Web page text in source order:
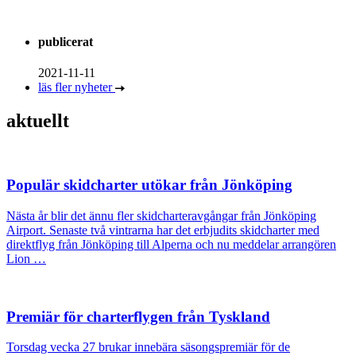
publicerat
2021-11-11
läs fler nyheter
aktuellt
Populär skidcharter utökar från Jönköping
Nästa år blir det ännu fler skidcharteravgångar från Jönköping
Airport. Senaste två vintrarna har det erbjudits skidcharter med
direktflyg från Jönköping till Alperna och nu meddelar arrangören
Lion …
Premiär för charterflygen från Tyskland
Torsdag vecka 27 brukar innebära säsongspremiär för de